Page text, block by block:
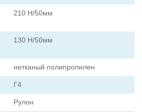
210 Н/50мм
130 Н/50мм
нетканый полипропилен
Г4
Рулон